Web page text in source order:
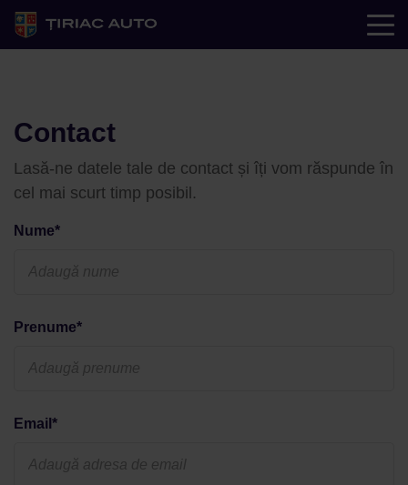
Contact
Lasă-ne datele tale de contact și îți vom răspunde în
cel mai scurt timp posibil.
Nume*
Prenume*
Email*